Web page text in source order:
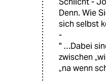
Denn. Wie
sich selbst
-
" …Dabei
zwischen
„na wenn